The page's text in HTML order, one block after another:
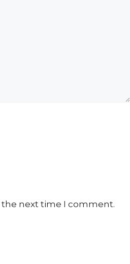
the next time I comment.